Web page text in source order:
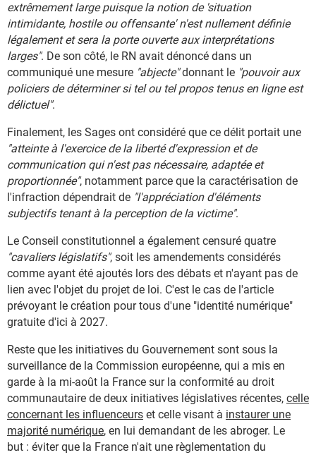
extrêmement large puisque la notion de 'situation
intimidante, hostile ou offensante' n'est nullement définie
légalement et sera la porte ouverte aux interprétations
larges". De son côté, le RN avait dénoncé dans un
communiqué une mesure "abjecte"donnant le "pouvoir aux
policiers de déterminer si tel ou tel propos tenus en ligne est
délictuel".
Finalement, les Sages ont considéré que ce délit portait une
"atteinte à l'exercice de la liberté d'expression et de
communication qui n'est pas nécessaire, adaptée et
proportionnée", notamment parce que la caractérisation de
l'infraction dépendrait de "l'appréciation d'éléments
subjectifs tenant à la perception de la victime".
Le Conseil constitutionnel a également censuré quatre
"cavaliers législatifs", soit les amendements considérés
comme ayant été ajoutés lors des débats et n'ayant pas de
lien avec l'objet du projet de loi. C'est le cas de l'article
prévoyant le création pour tous d'une "identité numérique"
gratuite d'ici à 2027.
Reste que les initiatives du Gouvernement sont sous la
surveillance de la Commission européenne, qui a mis en
garde à la mi-août la France sur la conformité au droit
communautaire de deux initiatives législatives récentes, celle
concernant les influenceurs et celle visant à instaurer une
majorité numérique, en lui demandant de les abroger. Le
but : éviter que la France n'ait une règlementation du